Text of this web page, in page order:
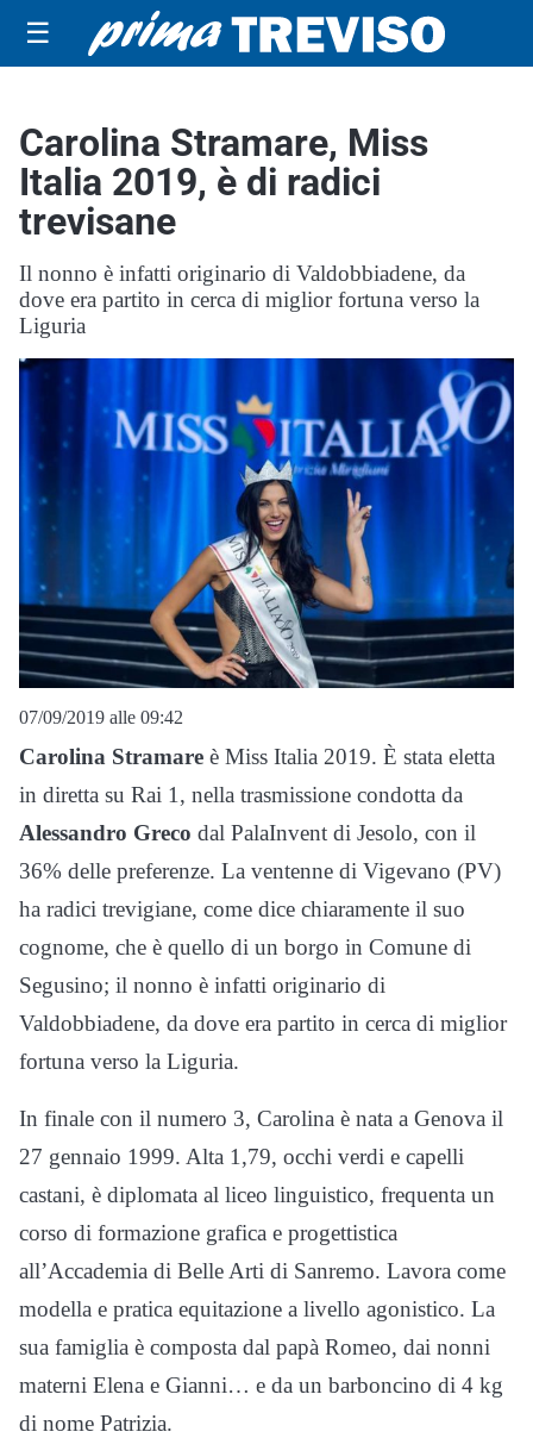
☰
Carolina Stramare, Miss
Italia 2019, è di radici
trevisane
Il nonno è infatti originario di Valdobbiadene, da
dove era partito in cerca di miglior fortuna verso la
Liguria
07/09/2019 alle 09:42
Carolina Stramare è Miss Italia 2019. È stata eletta
in diretta su Rai 1, nella trasmissione condotta da
Alessandro Greco dal PalaInvent di Jesolo, con il
36% delle preferenze. La ventenne di Vigevano (PV)
ha radici trevigiane, come dice chiaramente il suo
cognome, che è quello di un borgo in Comune di
Segusino; il nonno è infatti originario di
Valdobbiadene, da dove era partito in cerca di miglior
fortuna verso la Liguria.
In finale con il numero 3, Carolina è nata a Genova il
27 gennaio 1999. Alta 1,79, occhi verdi e capelli
castani, è diplomata al liceo linguistico, frequenta un
corso di formazione grafica e progettistica
all’Accademia di Belle Arti di Sanremo. Lavora come
modella e pratica equitazione a livello agonistico. La
sua famiglia è composta dal papà Romeo, dai nonni
materni Elena e Gianni… e da un barboncino di 4 kg
di nome Patrizia.